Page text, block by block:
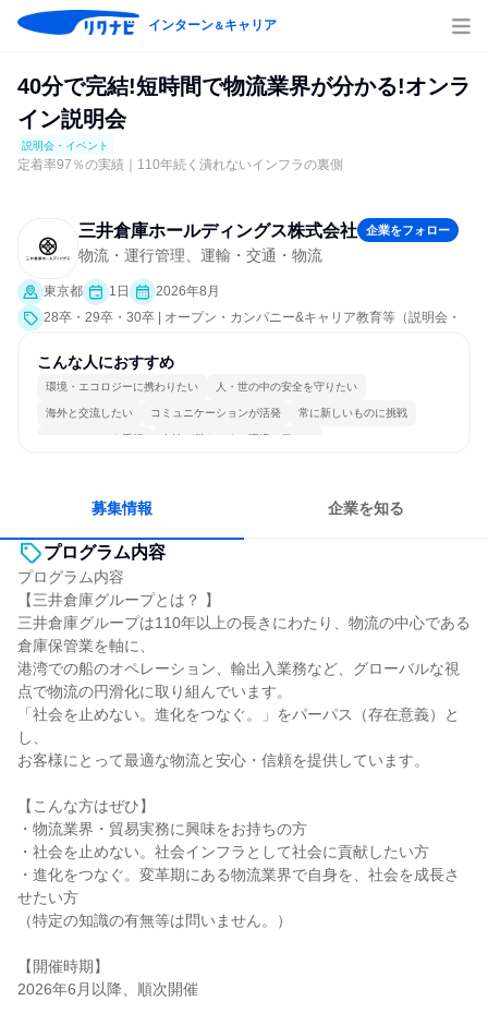
インターン＆キャリア
40分で完結!短時間で物流業界が分かる!オンラ
イン説明会
説明会・イベント
定着率97％の実績｜110年続く潰れないインフラの裏側
三井倉庫ホールディングス株式会社 企業をフォロー
物流・運行管理、運輸・交通・物流
東京都 1日
2026年8月
28卒・29卒・30卒 | オープン・カンパニー&キャリア教育等（説明会・
こんな人におすすめ
環境・エコロジーに携わりたい 人・世の中の安全を守りたい
海外と交流したい コミュニケーションが活発 常に新しいものに挑戦
チームワークを重視 女性が働きやすい環境で働ける
募集情報 企業を知る
プログラム内容
プログラム内容
【三井倉庫グループとは？ 】
三井倉庫グループは110年以上の長きにわたり、物流の中心である
倉庫保管業を軸に、
港湾での船のオペレーション、輸出入業務など、グローバルな視
点で物流の円滑化に取り組んでいます。
「社会を止めない。進化をつなぐ。」をパーパス（存在意義）と
し、
お客様にとって最適な物流と安心・信頼を提供しています。
【こんな方はぜひ】
・物流業界・貿易実務に興味をお持ちの方
・社会を止めない。社会インフラとして社会に貢献したい方
・進化をつなぐ。変革期にある物流業界で自身を、社会を成長さ
せたい方
（特定の知識の有無等は問いません。）
【開催時期】
2026年6月以降、順次開催